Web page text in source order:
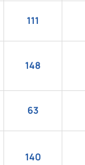
111
148
63
140